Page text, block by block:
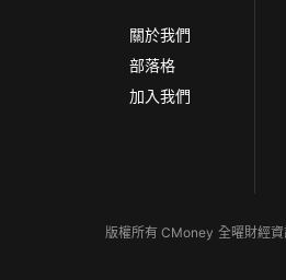
關於我們
部落格
加入我們
版權所有 CMoney 全曜財經